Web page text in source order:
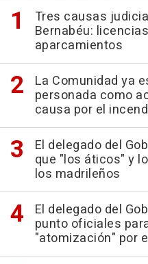
Tres causas
Bernabéu:
aparcamientos
La Comunidad ya
personada como
causa por el
El delegado del
que "los áticos" y
los madrileños
El delegado del
punto oficiales
"atomización" por